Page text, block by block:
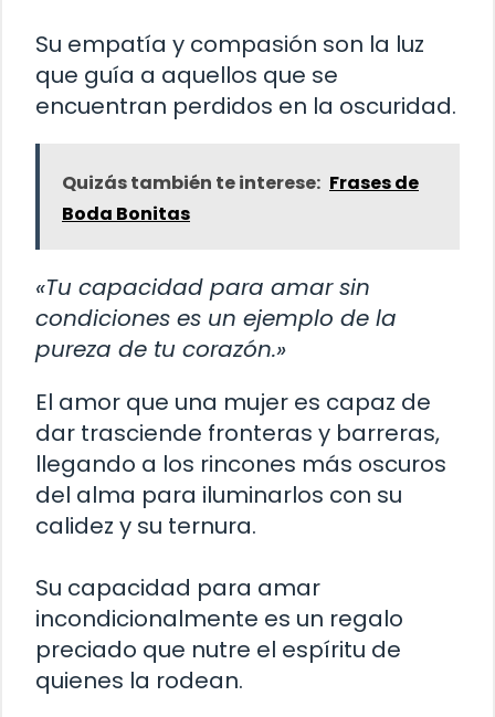
Su empatía y compasión son la luz
que guía a aquellos que se
encuentran perdidos en la oscuridad.
Quizás también te interese: Frases de
Boda Bonitas
«Tu capacidad para amar sin
condiciones es un ejemplo de la
pureza de tu corazón.»
El amor que una mujer es capaz de
dar trasciende fronteras y barreras,
llegando a los rincones más oscuros
del alma para iluminarlos con su
calidez y su ternura.
Su capacidad para amar
incondicionalmente es un regalo
preciado que nutre el espíritu de
quienes la rodean.